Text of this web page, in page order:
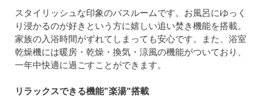
スタイリッシュな印象のバスルームです。お風呂にゆっく
り浸かるのが好きという方に嬉しい追い焚き機能を搭載。
家族の入浴時間がずれてしまっても安心です。また、浴室
乾燥機には暖房・乾燥・換気・涼風の機能がついており、
一年中快適に過ごすことができます。
リラックスできる機能”楽湯”搭載